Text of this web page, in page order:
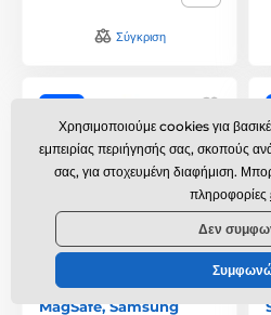
Σύγκριση
Techsuit HaloFrost II
MagSafe, Samsung
Χρησιμοποιούμε cookies για
εμπειρίας περιήγησής σας, σκοπούς
σας, για στοχευμένη διαφήμιση.
πληροφορίες
Δεν